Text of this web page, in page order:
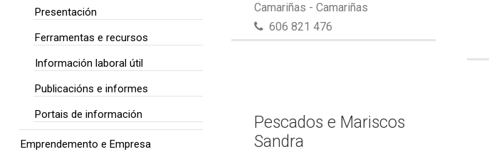
Camariñas - Camariñas
606 821 476
Pescados e Mariscos
Sandra
Presentación
Ferramentas e recursos
Información laboral útil
Publicacións e informes
Portais de información
Emprendemento e Empresa